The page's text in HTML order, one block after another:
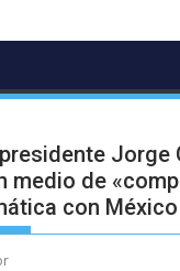
Jorge
medio de
con México